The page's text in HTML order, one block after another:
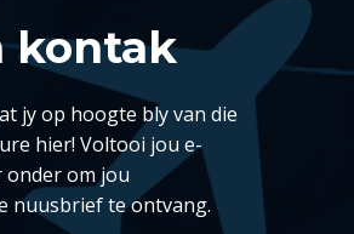
kontak
jy op hoogte bly van die
hier! Voltooi jou e-
onder om jou
nuusbrief te ontvang.